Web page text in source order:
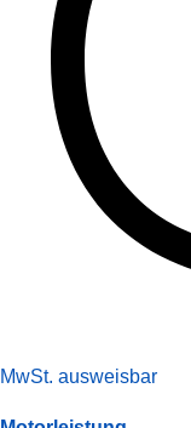
MwSt. ausweisbar